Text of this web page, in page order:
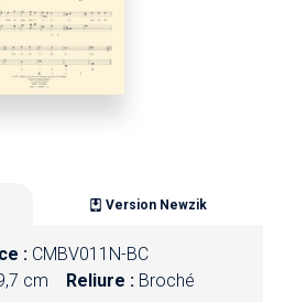
Version Newzik
: CMBV011N-BC
cm Reliure : Broché